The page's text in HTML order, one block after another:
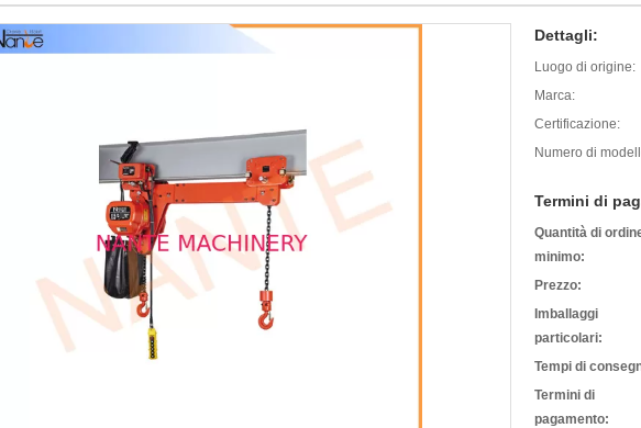
Dettagli:
Luogo di origine:
Marca:
Certificazione:
Numero di
Termini di
Quantità di
minimo:
Prezzo:
Imballaggi
particolari:
Tempi di
Termini di
pagamento: